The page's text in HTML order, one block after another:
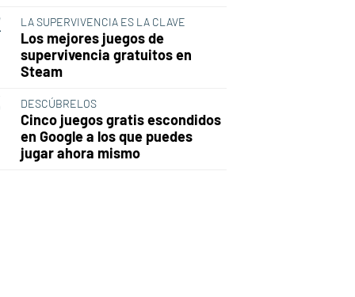
LA SUPERVIVENCIA ES LA CLAVE
Los mejores juegos de
supervivencia gratuitos en
Steam
DESCÚBRELOS
Cinco juegos gratis escondidos
en Google a los que puedes
jugar ahora mismo